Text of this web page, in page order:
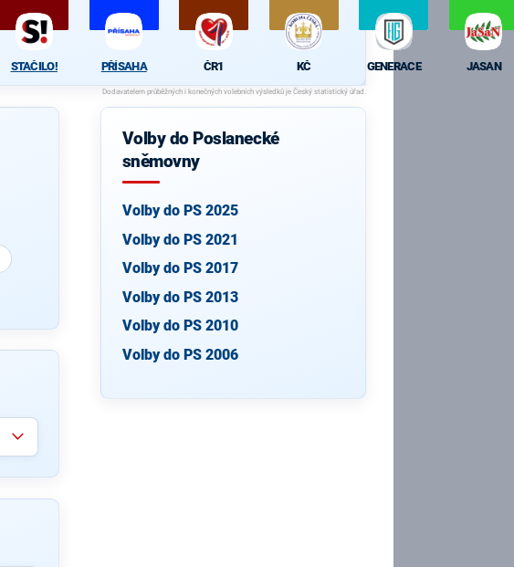
STAČILO! PŘÍSAHA ČR1 KČ GENERACE JASAN
Volby do Poslanecké
sněmovny
Volby do PS 2025
Volby do PS 2021
Volby do PS 2017
Volby do PS 2013
Volby do PS 2010
Volby do PS 2006